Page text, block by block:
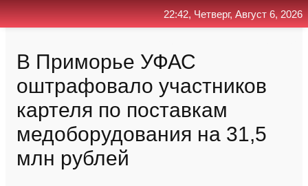
В Приморье УФАС
оштрафовало участников
картеля по поставкам
медоборудования на 31,5
млн рублей
22:42, Четверг, Август 6, 2026